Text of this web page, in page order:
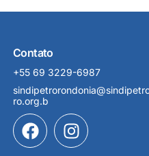
Contato
+55 69 3229-6987
ro.org.b
F
a
I
n